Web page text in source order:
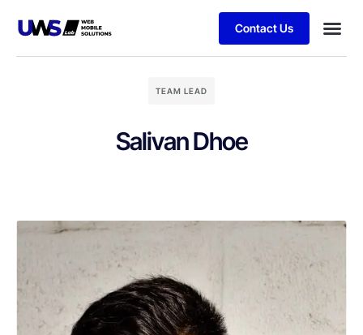
Contact Us
TEAM LEAD
Salivan Dhoe